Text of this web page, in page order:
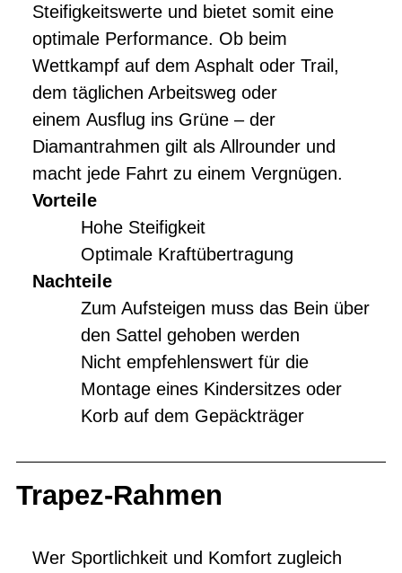
Steifigkeitswerte und bietet somit eine
optimale Performance. Ob beim
Wettkampf auf dem Asphalt oder Trail,
dem täglichen Arbeitsweg oder
einem Ausflug ins Grüne – der
Diamantrahmen gilt als Allrounder und
macht jede Fahrt zu einem Vergnügen.
Vorteile
Hohe Steifigkeit
Optimale Kraftübertragung
Nachteile
Zum Aufsteigen muss das Bein über
den Sattel gehoben werden
Nicht empfehlenswert für die
Montage eines Kindersitzes oder
Korb auf dem Gepäckträger
Trapez-Rahmen
Wer Sportlichkeit und Komfort zugleich